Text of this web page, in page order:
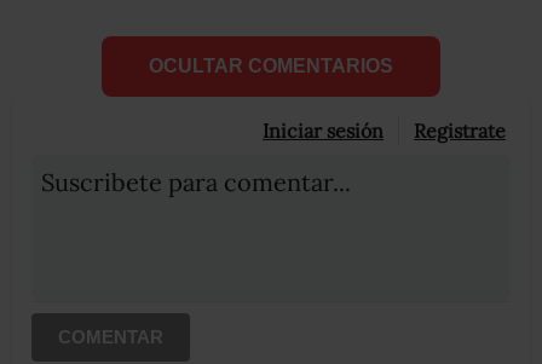
OCULTAR COMENTARIOS
Iniciar sesión Registrate
Suscribete para comentar...
COMENTAR